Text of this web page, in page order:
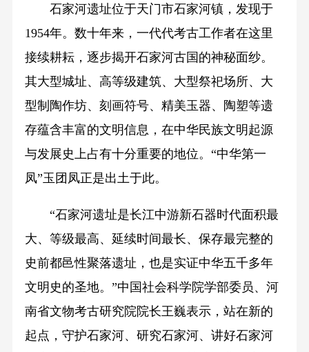
石家河遗址位于天门市石家河镇，发现于
1954年。数十年来，一代代考古工作者在这里
接续耕耘，逐步揭开石家河古国的神秘面纱。
其大型城址、高等级建筑、大型祭祀场所、大
型制陶作坊、刻画符号、精美玉器、陶塑等遗
存蕴含丰富的文明信息，在中华民族文明起源
与发展史上占有十分重要的地位。“中华第一
凤”玉团凤正是出土于此。
“石家河遗址是长江中游新石器时代面积最
大、等级最高、延续时间最长、保存最完整的
史前都邑性聚落遗址，也是实证中华五千多年
文明史的圣地。”中国社会科学院学部委员、河
南省文物考古研究院院长王巍表示，站在新的
起点，守护石家河、研究石家河、讲好石家河